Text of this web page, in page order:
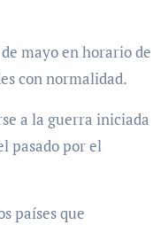
mayo en horario de
con normalidad.
a la guerra iniciada
pasado por el
países que